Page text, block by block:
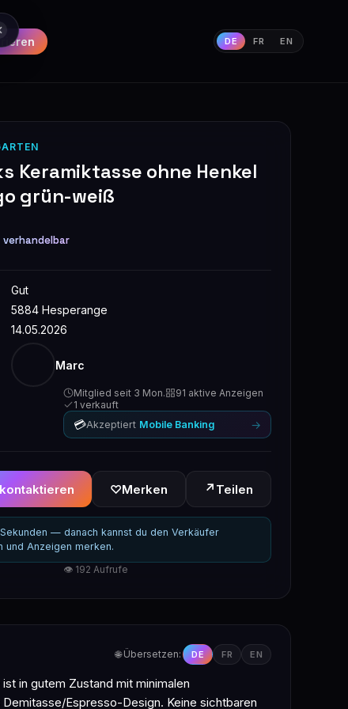
DE FR EN
Keramiktasse ohne Henkel
grün-weiß
verhandelbar
Gut
5884 Hesperange
14.05.2026
Marc
Mitglied seit 3 Mon.
91 aktive Anzeigen
1 verkauft
💳Akzeptiert Mobile Banking →
♡Merken ↗ Teilen
— danach kannst du den Verkäufer
und Anzeigen merken.
👁 192 Aufrufe
🌐 Übersetzen: DE FR EN
in gutem Zustand mit minimalen
Espresso-Design. Keine sichtbaren